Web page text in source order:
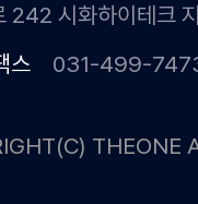
242 시화하이테크
스 031-499-
THEONE